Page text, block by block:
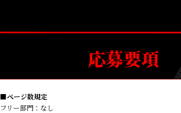
応募要項
■ページ数規定
フリー部門：なし